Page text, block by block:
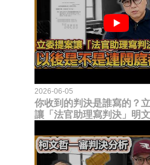
2026-06-05
你收到的判決是誰寫的？
讓「法官助理寫判決」明